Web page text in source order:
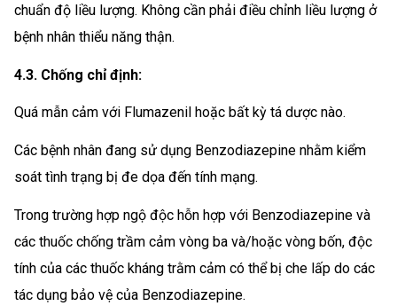
chuẩn độ liều lượng. Không cần phải điều chỉnh liều lượng ở
bệnh nhân thiểu năng thận.
4.3. Chống chỉ định:
Quá mẫn cảm với Flumazenil hoặc bất kỳ tá dược nào.
Các bệnh nhân đang sử dụng Benzodiazepine nhằm kiểm
soát tình trạng bị đe dọa đến tính mạng.
Trong trường hợp ngộ độc hỗn hợp với Benzodiazepine và
các thuốc chống trầm cảm vòng ba và/hoặc vòng bốn, độc
tính của các thuốc kháng trằm cảm có thể bị che lấp do các
tác dụng bảo vệ của Benzodiazepine.